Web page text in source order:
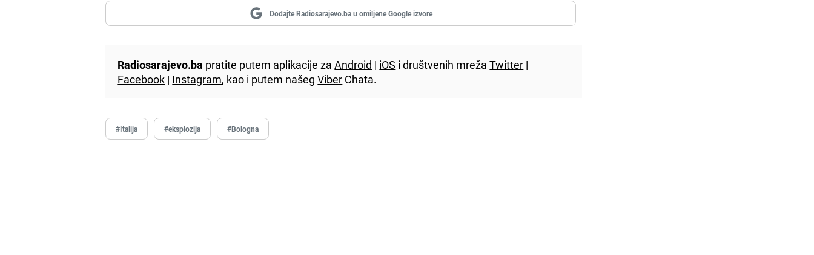
Dodajte Radiosarajevo.ba u omiljene Google izvore
Radiosarajevo.ba pratite putem aplikacije zaAndroid | iOS i društvenih mrežaTwitter |
Facebook | Instagram, kao i putem našegViber Chata.
#Italija #eksplozija #Bologna